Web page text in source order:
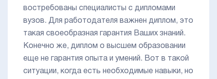
востребованы специалисты с дипломами
вузов. Для работодателя важнен диплом, это
такая своеобразная гарантия Ваших знаний.
Конечно же, диплом о высшем образовании
еще не гарантия опыта и умений. Вот в такой
ситуации, когда есть необходимые навыки, но